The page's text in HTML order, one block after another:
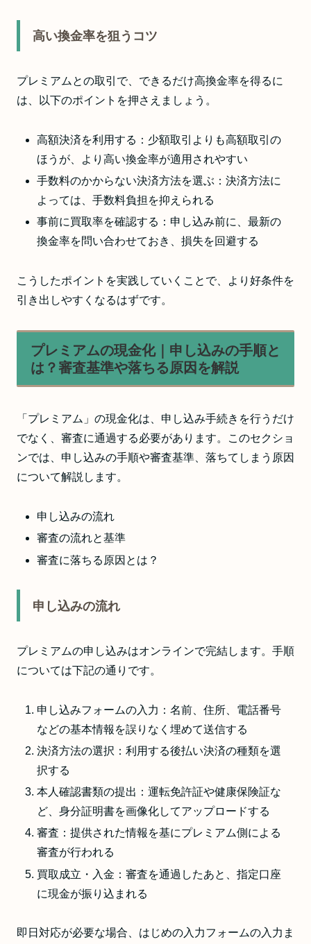
高い換金率を狙うコツ
プレミアムとの取引で、できるだけ高換金率を得るに
は、以下のポイントを押さえましょう。
高額決済を利用する：少額取引よりも高額取引の
ほうが、より高い換金率が適用されやすい
手数料のかからない決済方法を選ぶ：決済方法に
よっては、手数料負担を抑えられる
事前に買取率を確認する：申し込み前に、最新の
換金率を問い合わせておき、損失を回避する
こうしたポイントを実践していくことで、より好条件を
引き出しやすくなるはずです。
プレミアムの現金化｜申し込みの手順と
は？審査基準や落ちる原因を解説
「プレミアム」の現金化は、申し込み手続きを行うだけ
でなく、審査に通過する必要があります。このセクショ
ンでは、申し込みの手順や審査基準、落ちてしまう原因
について解説します。
申し込みの流れ
審査の流れと基準
審査に落ちる原因とは？
申し込みの流れ
プレミアムの申し込みはオンラインで完結します。手順
については下記の通りです。
申し込みフォームの入力：名前、住所、電話番号
などの基本情報を誤りなく埋めて送信する
決済方法の選択：利用する後払い決済の種類を選
択する
本人確認書類の提出：運転免許証や健康保険証な
ど、身分証明書を画像化してアップロードする
審査：提供された情報を基にプレミアム側による
審査が行われる
買取成立・入金：審査を通過したあと、指定口座
に現金が振り込まれる
即日対応が必要な場合、はじめの入力フォームの入力ま